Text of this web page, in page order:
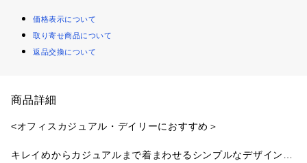
価格表示について
取り寄せ商品について
返品交換について
商品詳細
<オフィスカジュアル・デイリーにおすすめ＞
キレイめからカジュアルまで着まわせるシンプルなデザインの